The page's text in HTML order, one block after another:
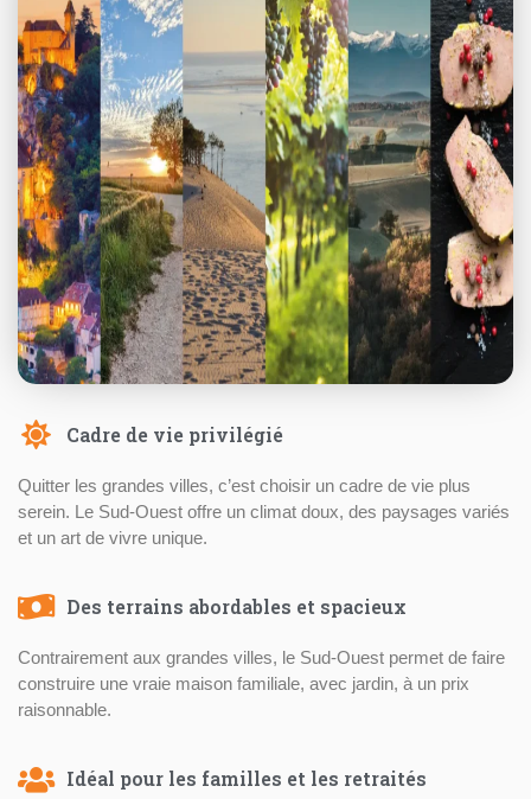
Cadre de vie privilégié
Quitter les grandes villes, c’est choisir un cadre de vie plus
serein. Le Sud-Ouest offre un climat doux, des paysages variés
et un art de vivre unique.
Des terrains abordables et spacieux
Contrairement aux grandes villes, le Sud-Ouest permet de faire
construire une vraie maison familiale, avec jardin, à un prix
raisonnable.
Idéal pour les familles et les retraités